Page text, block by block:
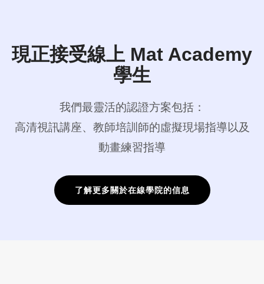
現正接受線上 Mat Academy
學生
我們最靈活的認證方案包括：
高清視訊講座、教師培訓師的虛擬現場指導以及
動畫練習指導
了解更多關於在線學院的信息